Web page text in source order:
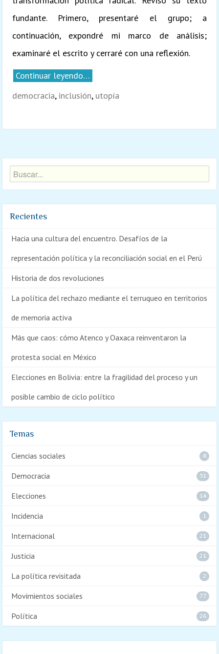
fundante. Primero, presentaré el grupo; a
continuación, expondré mi marco de análisis;
examinaré el escrito y cerraré con una reflexión.
Continuar leyendo…
democracia, inclusión, utopía
Recientes
Hacia una cultura del encuentro. Desafíos de la
representación política y la reconciliación social en el Perú
Historia de dos revoluciones
La política del rechazo mediante el terruqueo en territorios
de memoria activa
Más que caos: cómo Atenco y Oaxaca reinventaron la
protesta social en México
Elecciones en Bolivia: entre la fragilidad del proceso y un
posible cambio de ciclo político
Temas
Ciencias sociales 8
Democracia 31
Elecciones 14
Incidencia 1
Internacional 21
Justicia 21
La política revisitada 2
Movimientos sociales 77
Política 26